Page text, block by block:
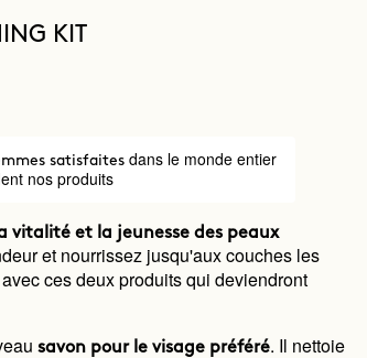
KIT
satisfaites dans le monde entier
nos produits
vitalité et la jeunesse des peaux
et nourrissez jusqu'aux couches les
ces deux produits qui deviendront
savon pour le visage préféré. Il nettoie